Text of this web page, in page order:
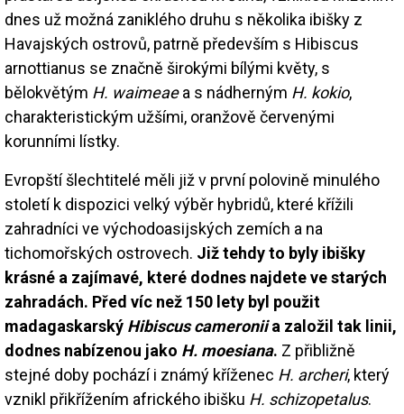
dnes už možná zaniklého druhu s několika ibišky z
Havajských ostrovů, patrně především s Hibiscus
arnottianus se značně širokými bílými květy, s
bělokvětým H. waimeaea s nádherným H. kokio,
charakteristickým užšími, oranžově červenými
korunními lístky.
Evropští šlechtitelé měli již v první polovině minulého
století k dispozici velký výběr hybridů, které křížili
zahradníci ve východoasijských zemích a na
tichomořských ostrovech. Již tehdy to byly ibišky
krásné a zajímavé, které dodnes najdete ve starých
zahradách. Před víc než 150 lety byl použit
madagaskarský Hibiscus cameroniia založil tak linii,
dodnes nabízenou jako H. moesiana. Z přibližně
stejné doby pochází i známý kříženec H. archeri, který
vznikl přikřížením afrického ibišku H. schizopetalus.